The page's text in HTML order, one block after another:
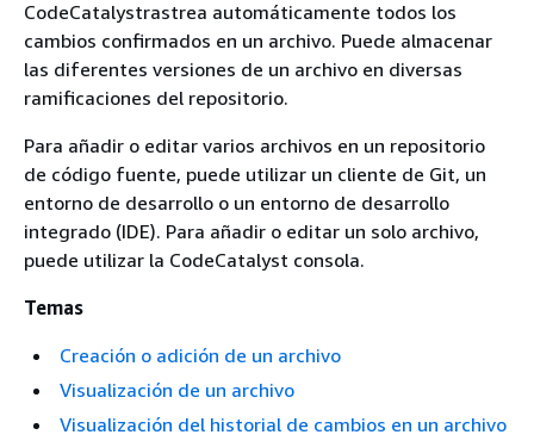
CodeCatalystrastrea automáticamente todos los
cambios confirmados en un archivo. Puede almacenar
las diferentes versiones de un archivo en diversas
ramificaciones del repositorio.
Para añadir o editar varios archivos en un repositorio
de código fuente, puede utilizar un cliente de Git, un
entorno de desarrollo o un entorno de desarrollo
integrado (IDE). Para añadir o editar un solo archivo,
puede utilizar la CodeCatalyst consola.
Temas
Creación o adición de un archivo
Visualización de un archivo
Visualización del historial de cambios en un archivo